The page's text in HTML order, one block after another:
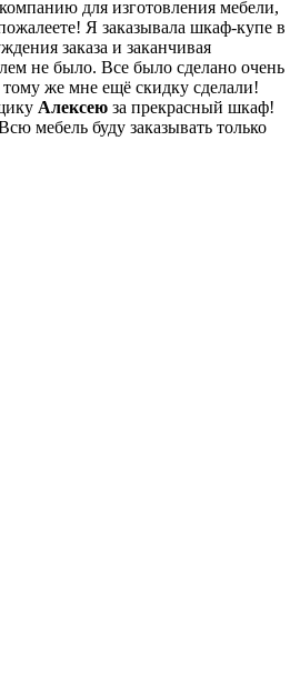
для изготовления мебели,
Я заказывала шкаф-купе в
заказа и заканчивая
не было. Все было сделано очень
же мне ещё скидку сделали!
Алексею за прекрасный шкаф!
мебель буду заказывать только